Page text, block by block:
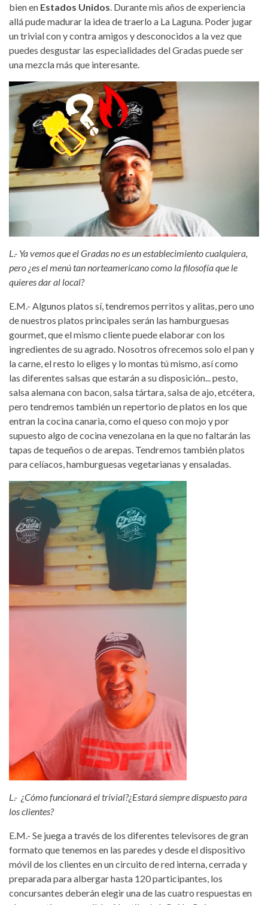
bien en Estados Unidos. Durante mis años de experiencia
allá pude madurar la idea de traerlo a La Laguna. Poder jugar
un trivial con y contra amigos y desconocidos a la vez que
puedes desgustar las especialidades del Gradas puede ser
una mezcla más que interesante.
L.- Ya vemos que el Gradas no es un establecimiento cualquiera,
pero ¿es el menú tan norteamericano como la filosofía que le
quieres dar al local?
E.M.- Algunos platos sí, tendremos perritos y alitas, pero uno
de nuestros platos principales serán las hamburguesas
gourmet, que el mismo cliente puede elaborar con los
ingredientes de su agrado. Nosotros ofrecemos solo el pan y
la carne, el resto lo eliges y lo montas tú mismo, así como
las diferentes salsas que estarán a su disposición... pesto,
salsa alemana con bacon, salsa tártara, salsa de ajo, etcétera,
pero tendremos también un repertorio de platos en los que
entran la cocina canaria, como el queso con mojo y por
supuesto algo de cocina venezolana en la que no faltarán las
tapas de tequeños o de arepas. Tendremos también platos
para celíacos, hamburguesas vegetarianas y ensaladas.
L.- ¿Cómo funcionará el trivial?¿Estará siempre dispuesto para
los clientes?
E.M.- Se juega a través de los diferentes televisores de gran
formato que tenemos en las paredes y desde el dispositivo
móvil de los clientes en un circuito de red interna, cerrada y
preparada para albergar hasta 120 participantes, los
concursantes deberán elegir una de las cuatro respuestas en